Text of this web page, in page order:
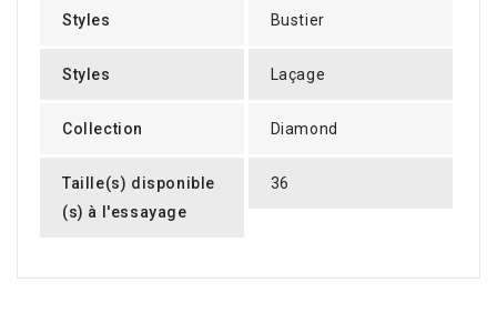
Styles Bustier
Styles Laçage
Collection Diamond
Taille(s) disponible
(s) à l'essayage
36